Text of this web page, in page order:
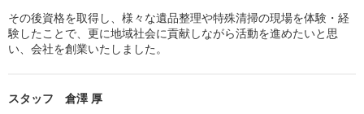
その後資格を取得し、様々な遺品整理や特殊清掃の現場を体験・経
験したことで、更に地域社会に貢献しながら活動を進めたいと思
い、会社を創業いたしました。
スタッフ 倉澤 厚